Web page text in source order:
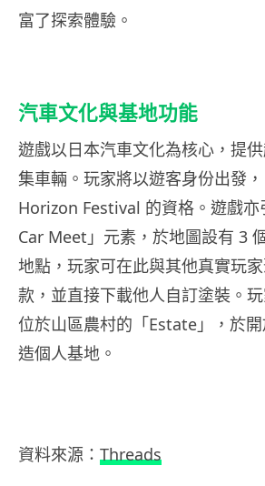
富了探索體驗。
汽車文化與基地功能
遊戲以日本汽車文化為核心，提
集車輛。玩家將以遊客身份出發
Horizon Festival 的資格。遊戲
Car Meet」元素，於地圖設有 3
地點，玩家可在此與其他真實玩
款，並直接下載他人自訂塗裝。
位於山區農村的「Estate」，於
造個人基地。
資料來源： Threads